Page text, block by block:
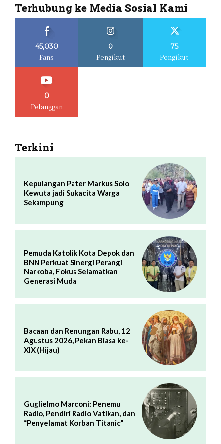
Terhubung ke Media Sosial Kami
45,030
Fans
0
Pengikut
75
Pengikut
0
Pelanggan
Terkini
Kepulangan Pater Markus Solo
Kewuta jadi Sukacita Warga
Sekampung
Pemuda Katolik Kota Depok dan
BNN Perkuat Sinergi Perangi
Narkoba, Fokus Selamatkan
Generasi Muda
Bacaan dan Renungan Rabu, 12
Agustus 2026, Pekan Biasa ke-
XIX (Hijau)
Guglielmo Marconi: Penemu
Radio, Pendiri Radio Vatikan, dan
“Penyelamat Korban Titanic”